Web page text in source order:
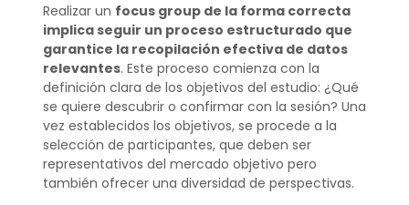
Realizar un focus group de la forma correcta
implica seguir un proceso estructurado que
garantice la recopilación efectiva de datos
relevantes. Este proceso comienza con la
definición clara de los objetivos del estudio: ¿Qué
se quiere descubrir o confirmar con la sesión? Una
vez establecidos los objetivos, se procede a la
selección de participantes, que deben ser
representativos del mercado objetivo pero
también ofrecer una diversidad de perspectivas.